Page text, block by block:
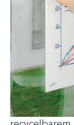
80 cm
eine
Whiteboard,
Verfügung
Notes haften
durch
praktisch